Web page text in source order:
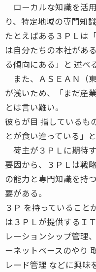
ローカルな知識を活
り、特定地域の専門知
たとえばある３ＰＬは
は自分たちの本社があ
る傾向にある」と 述べ
また、ＡＳＥＡＮ（
が浅いため、「まだ産
とは言い難い。
彼らが目 指しているも
とが食い違っている」
荷主が３ＰＬに期待
要因から、３ＰＬは戦
の能力と専門知識を持
要がある。
３Ｐ を持っていること
は３ＰＬが提供するＩ
レーションシップ管理
ーネットベースのやり
レード管理 などに興味